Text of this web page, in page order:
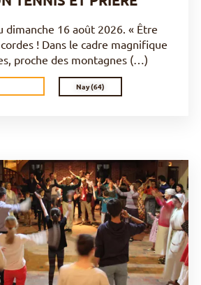
dimanche 16 août 2026. « Être
! Dans le cadre magnifique
proche des montagnes (…)
Nay (64)
DÉCOUVRIR